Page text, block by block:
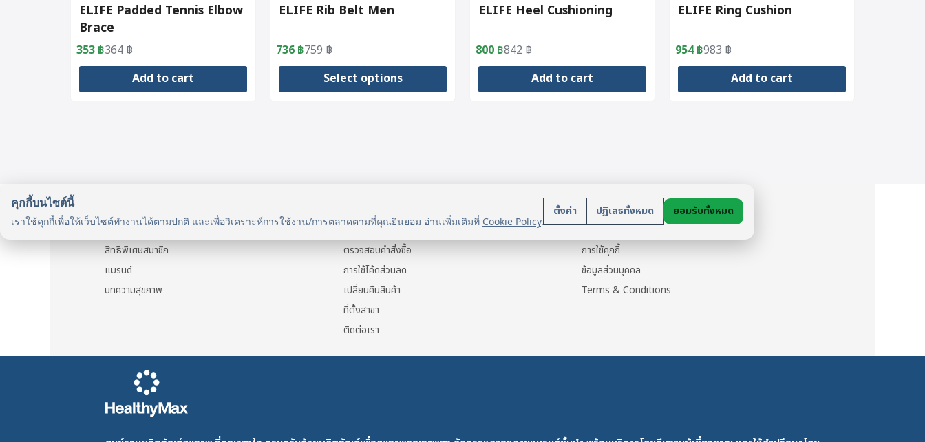
ELIFE Padded Tennis Elbow
Brace
364฿
Original
price
was:
353 ฿
Current
price
is:
Add to cart
ELIFE Rib Belt Men
759฿
Original
price
was:
736 ฿
Current
price
is:
Select options
may
ELIFE Heel Cushioning
842฿
Original
price
was:
800 ฿
Current
price
is:
Add to cart
ELIFE Ring Cushion
983฿
Original
price
was:
954฿
Current
price
is:
Add to cart
คุกกี้บนไซต์นี้
เราใช้คุกกี้เพื่อให้เว็บไซต์ทำงานได้ตามปกติ และเพื่อวิเคราะห์การใช้งาน/การตลาดตามที่คุณยินยอม อ่านเพิ่มเติมที่ Cookie Policy.
ตั้งค่า ปฏิเสธทั้งหมด ยอมรับทั้งหมด
รู้จัก HealthyMax
สิทธิพิเศษสมาชิก
แบรนด์
บทความสุขภาพ
แจ้งการชำระเงิน
ตรวจสอบคำสั่งซื้อ
การใช้โค้ดส่วนลด
เปลี่ยนคืนสินค้า
ที่ตั้งสาขา
ติดต่อเรา
นโยบาย
ข้อมูลส่วนตัว
การใช้คุกกี้
ข้อมูลส่วนบุคคล
Terms & Conditions